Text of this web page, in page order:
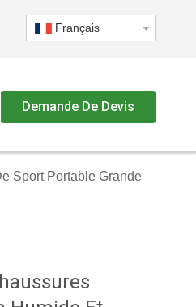
Français
Demande De Devis
Sport Portable Grande